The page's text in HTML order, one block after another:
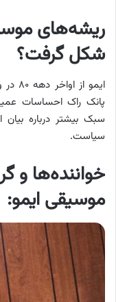
ریشه‌های
شکل گرفت؟
پانک راک احساسات
سبک بیشتر درباره
سیاست.
خواننده‌ها و
موسیقی ایمو: